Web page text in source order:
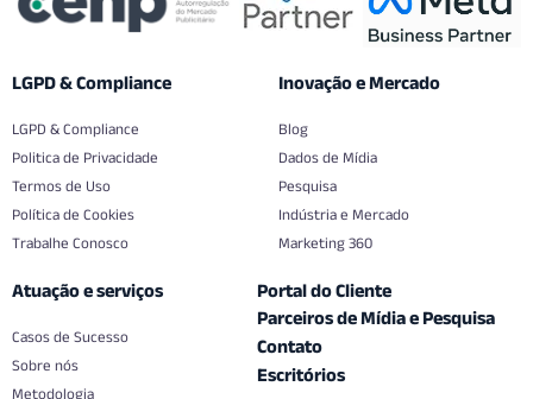
LGPD & Compliance
LGPD & Compliance
Politica de Privacidade
Termos de Uso
Política de Cookies
Trabalhe Conosco
Inovação e Mercado
Blog
Dados de Mídia
Pesquisa
Indústria e Mercado
Marketing 360
Atuação e serviços
Casos de Sucesso
Sobre nós
Metodologia
Portal do Cliente
Parceiros de Mídia e Pesquisa
Contato
Escritórios